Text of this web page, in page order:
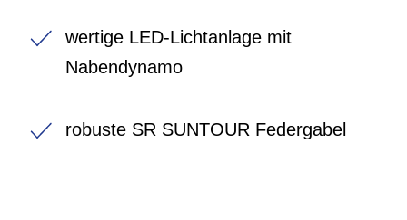
wertige LED-Lichtanlage mit
Nabendynamo
robuste SR SUNTOUR Federgabel